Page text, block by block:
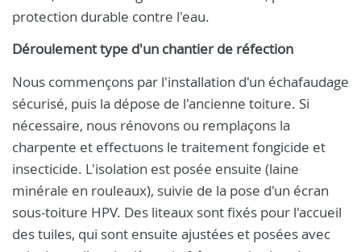
protection durable contre l'eau.
Déroulement type d'un chantier de réfection
Nous commençons par l'installation d'un échafaudage
sécurisé, puis la dépose de l'ancienne toiture. Si
nécessaire, nous rénovons ou remplaçons la
charpente et effectuons le traitement fongicide et
insecticide. L'isolation est posée ensuite (laine
minérale en rouleaux), suivie de la pose d'un écran
sous-toiture HPV. Des liteaux sont fixés pour l'accueil
des tuiles, qui sont ensuite ajustées et posées avec